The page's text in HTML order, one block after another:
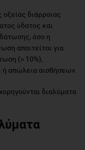
διάρροιας
ύδατος και
όσο η
απαιτείται για
(> 10%),
ή απώλεια αισθήσεων.
διαλύματα